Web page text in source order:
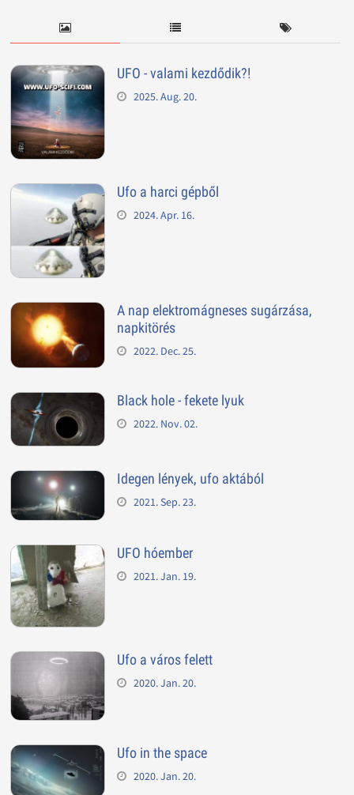
UFO - valami kezdődik?!
2025. Aug. 20.
Ufo a harci gépből
2024. Apr. 16.
A nap elektromágneses sugárzása,
napkitörés
2022. Dec. 25.
Black hole - fekete lyuk
2022. Nov. 02.
Idegen lények, ufo aktából
2021. Sep. 23.
UFO hóember
2021. Jan. 19.
Ufo a város felett
2020. Jan. 20.
Ufo in the space
2020. Jan. 20.